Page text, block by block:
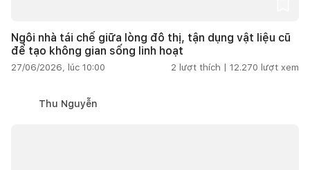
Ngôi nhà tái chế giữa lòng đô thị, tận dụng vật liệu cũ
để tạo không gian sống linh hoạt
27/06/2026, lúc 10:00 2 lượt thích | 12.270 lượt xem
Thu Nguyễn